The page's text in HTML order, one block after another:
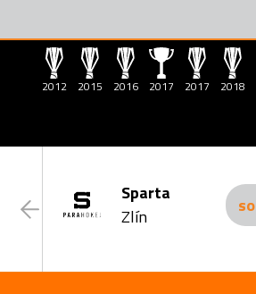
2012 2015 2016 2017 2017 2018
Sparta
Zlín
so